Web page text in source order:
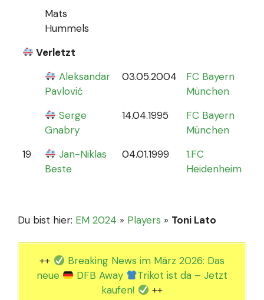
Mats
Hummels
Verletzt
Aleksandar
Pavlović
03.05.2004
FC Bayern
München
Serge
Gnabry
14.04.1995
FC Bayern
München
19
Jan-Niklas
Beste
04.01.1999
1.FC
Heidenheim
Du bist hier: EM 2024 » Players » Toni Lato
++
Breaking News im März 2026: Das
neue
DFB Away
Trikot ist da – Jetzt
kaufen!
++